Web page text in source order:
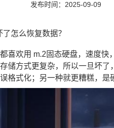
发布时间：2025-09-09
怎么恢复数据？
喜欢用 m.2固态硬盘，速度
储方式更复杂，所以一旦坏
格式化；另一种就更糟糕，